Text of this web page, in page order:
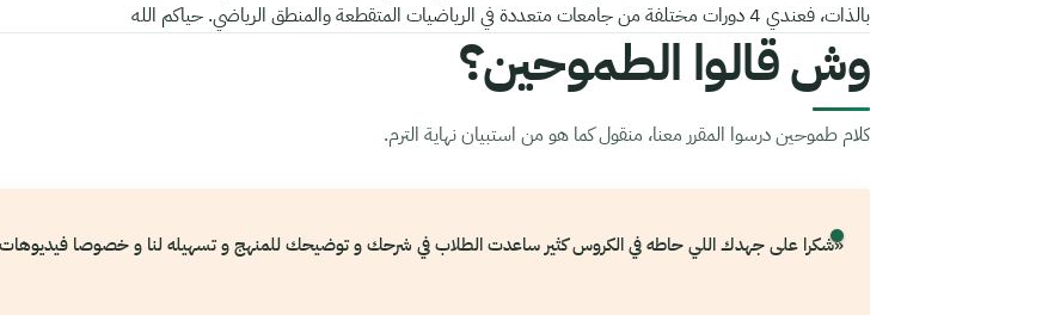
بالذات، فعندي 4 دورات مختلفة من جامعات متعددة في الرياضيات المتقطعة والمنطق الرياضي. حياكم الله
وش قالوا الطموحين؟
كلام طموحين درسوا المقرر معنا، منقول كما هو من استبيان نهاية الترم.
«شكرا على جهدك اللي حاطه في الكروس كثير ساعدت الطلاب في شرحك و توضيحك للمنهج و تسهيله لنا و خصوصا فيديوهات